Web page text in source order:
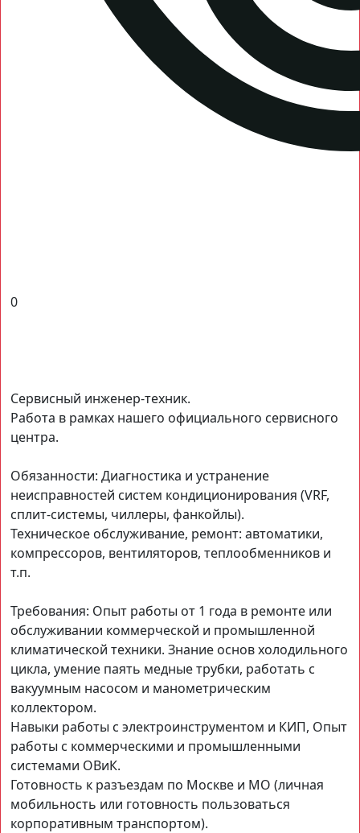
0
Сервисный инженер-техник.
Работа в рамках нашего официального сервисного
центра.
Обязанности: Диагностика и устранение
неисправностей систем кондиционирования (VRF,
сплит-системы, чиллеры, фанкойлы).
Техническое обслуживание, ремонт: автоматики,
компрессоров, вентиляторов, теплообменников и
т.п.
Требования: Опыт работы от 1 года в ремонте или
обслуживании коммерческой и промышленной
климатической техники. Знание основ холодильного
цикла, умение паять медные трубки, работать с
вакуумным насосом и манометрическим
коллектором.
Навыки работы с электроинструментом и КИП, Опыт
работы с коммерческими и промышленными
системами ОВиК.
Готовность к разъездам по Москве и МО (личная
мобильность или готовность пользоваться
корпоративным транспортом).